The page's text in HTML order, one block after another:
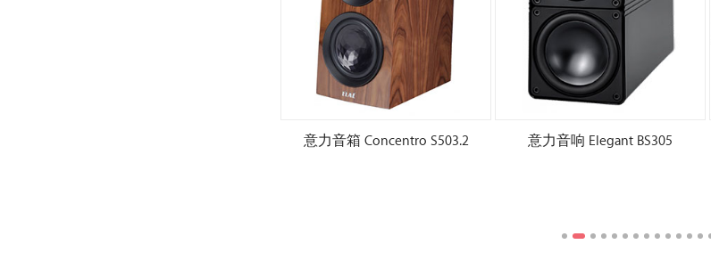
意力音箱 Concentro S503.2 意力音响 Elegant BS305